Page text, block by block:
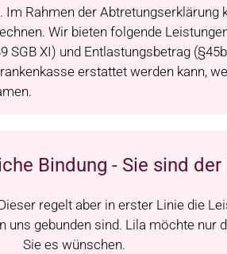
Rahmen der Abtretungserklärung
Wir bieten folgende
XI) und Entlastungsbetrag
erstattet werden kann,
Bindung - Sie sind der
regelt aber in erster Linie die
uns gebunden sind. Lila möchte nur
Sie es wünschen.